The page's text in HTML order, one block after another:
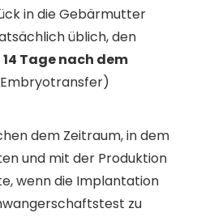
in die Gebärmutter
üblich, den
14 Tage nach dem
dem Zeitraum, in dem
und mit der Produktion
wenn die Implantation
zu